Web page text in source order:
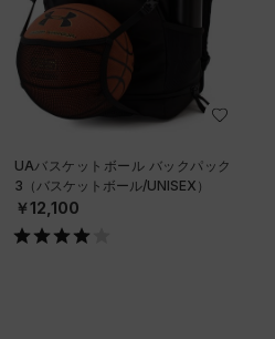
UAバスケットボール バックパック
3（バスケットボール/UNISEX）
￥12,100